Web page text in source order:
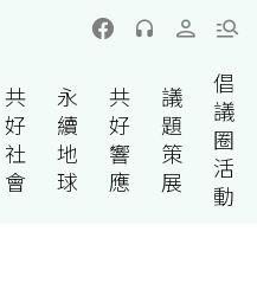
共
好
社
會
永
續
地
球
共
好
響
應
議
題
策
展
倡
議
圈
活
動